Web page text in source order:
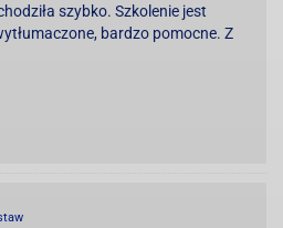
szybko. Szkolenie jest
bardzo pomocne. Z